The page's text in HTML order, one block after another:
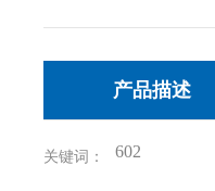
产品描述
关键词： 602